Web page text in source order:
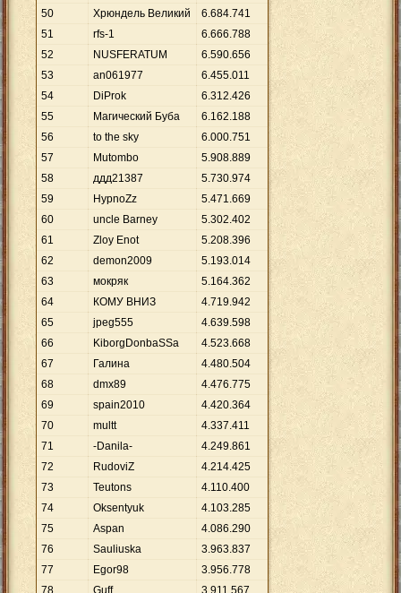
50
Хрюндель Великий 6.684.741
51
rfs-1 6.666.788
52
NUSFERATUM 6.590.656
53
an061977 6.455.011
54
DiProk 6.312.426
55
Магический Буба 6.162.188
56
to the sky 6.000.751
57
Mutombo 5.908.889
58
ддд21387 5.730.974
59
HypnoZz 5.471.669
60
uncle Barney 5.302.402
61
Zloy Enot 5.208.396
62
demon2009 5.193.014
63
мокряк 5.164.362
64
КОМУ ВНИЗ 4.719.942
65
jpeg555 4.639.598
66
KiborgDonbaSSa 4.523.668
67
Галина 4.480.504
68
dmx89 4.476.775
69
spain2010 4.420.364
70
multt 4.337.411
71
-Danila- 4.249.861
72
RudoviZ 4.214.425
73
Teutons 4.110.400
74
Oksentyuk 4.103.285
75
Aspan 4.086.290
76
Sauliuska 3.963.837
77
Egor98 3.956.778